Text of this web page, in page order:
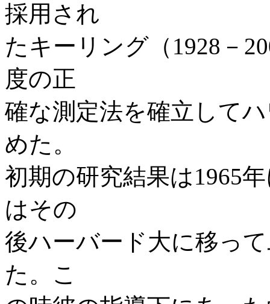
採用され
たキーリング（1928－
度の正
確な測定法を確立して
めた。
初期の研究結果は1965
はその
後ハーバード大に移っ
た。こ